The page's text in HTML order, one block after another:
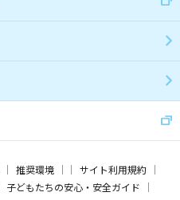
推奨環境
サイト利用規約
子どもたちの安心・安全ガイド